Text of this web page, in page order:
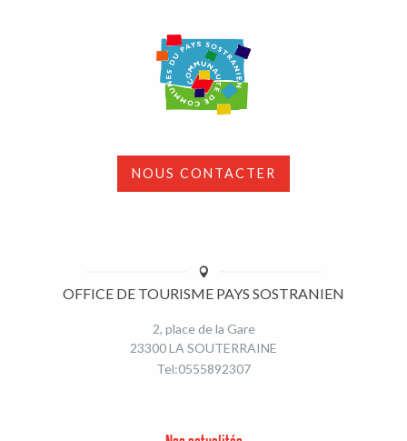
NOUS CONTACTER
OFFICE DE TOURISME PAYS SOSTRANIEN
2, place de la Gare
23300 LA SOUTERRAINE
Tel:0555892307